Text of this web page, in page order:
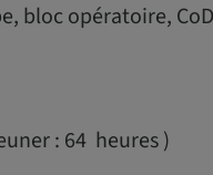
bloc opératoire,
: 64 heures )